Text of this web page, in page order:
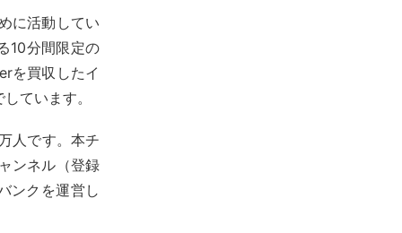
に活動してい
10分間限定の
を買収したイ
ています。
人です。本チ
ンネル（登録
ンクを運営し